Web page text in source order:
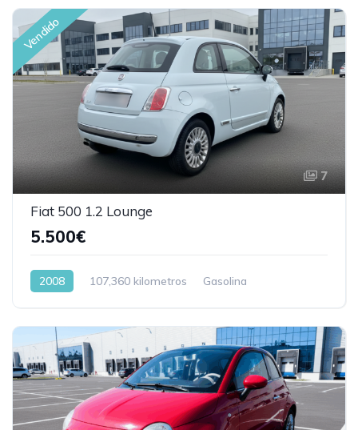
Vendido
7
Fiat 500 1.2 Lounge
5.500€
2008 107,360 kilometros Gasolina